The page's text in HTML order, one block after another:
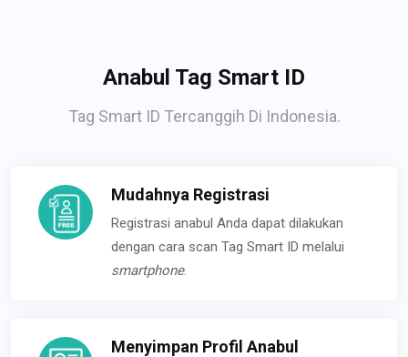
Anabul Tag Smart ID
Tag Smart ID Tercanggih Di Indonesia.
Mudahnya Registrasi
Registrasi anabul Anda dapat dilakukan
dengan cara scan Tag Smart ID melalui
smartphone.
Menyimpan Profil Anabul